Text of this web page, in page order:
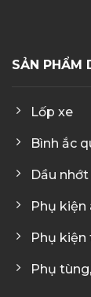
SẢN PHẨM
Lốp xe
Bình ắc
Dầu nhớt
Phụ kiện
Phụ kiện
Phụ